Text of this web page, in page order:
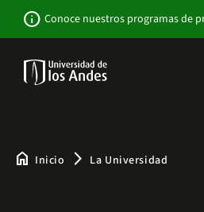
contenido
info Conoce nuestros programas de
home Inicio arrow_forward_ios La Universidad